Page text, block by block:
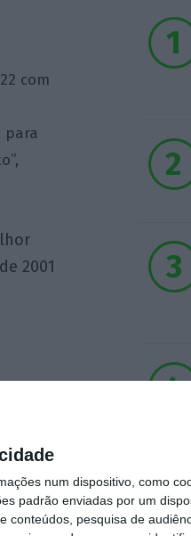
num dispositivo, como
padrão enviadas por um
conteúdos, pesquisa de
com
para
2001